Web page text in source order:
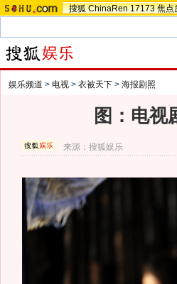
搜狐 ChinaRen 17173 焦点
娱乐频道 > 电视 > 衣被天下 > 海报剧照
图：电视
来源：搜狐娱乐